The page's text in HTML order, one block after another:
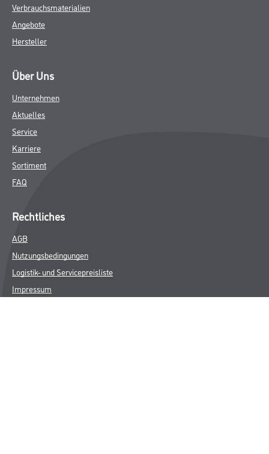
Verbrauchsmaterialien
Angebote
Hersteller
Über Uns
Unternehmen
Aktuelles
Service
Karriere
Sortiment
FAQ
Rechtliches
AGB
Nutzungsbedingungen
Logistik- und Servicepreisliste
Impressum